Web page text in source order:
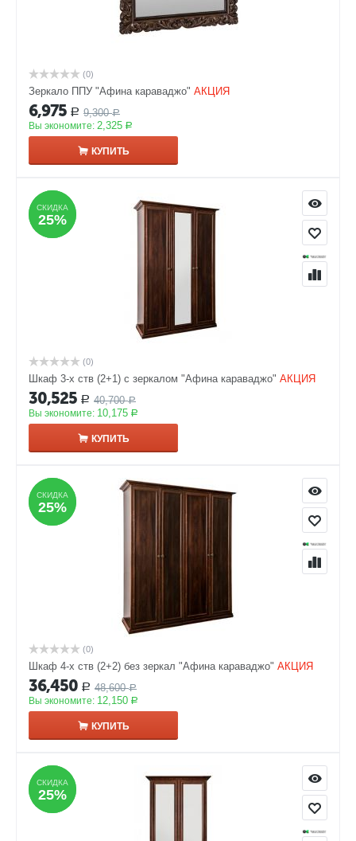
(0)
Зеркало ППУ "Афина караваджо" АКЦИЯ
6,975 Р 9,300 Р
Вы экономите: 2,325 Р
КУПИТЬ
СКИДКА
25%
СКИДКА
25%
(0)
Шкаф 3-х ств (2+1) с зеркалом "Афина караваджо" АКЦИЯ
30,525 Р 40,700 Р
Вы экономите: 10,175 Р
КУПИТЬ
СКИДКА
25%
СКИДКА
25%
(0)
Шкаф 4-х ств (2+2) без зеркал "Афина караваджо" АКЦИЯ
36,450 Р 48,600 Р
Вы экономите: 12,150 Р
КУПИТЬ
СКИДКА
25%
СКИДКА
25%